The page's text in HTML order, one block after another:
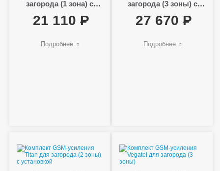
загорода (1 зона) с
21 110
Подробнее
загорода (3 зоны) с
27 670
Подробнее